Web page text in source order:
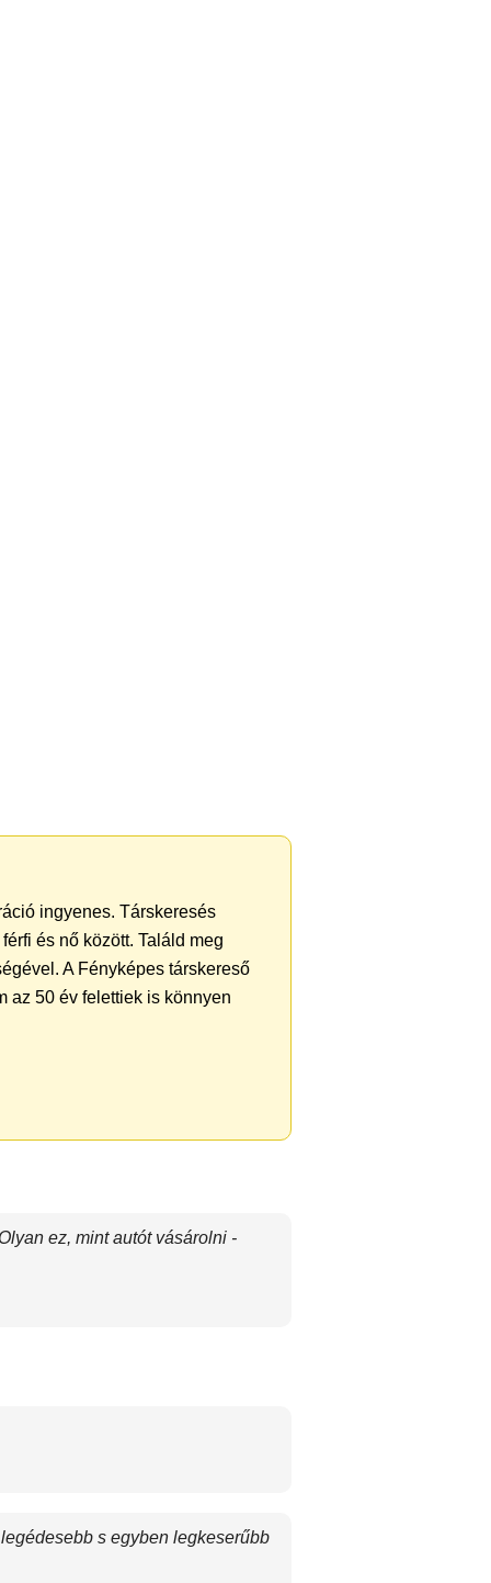
ingyenes. Társkeresés
és nő között. Találd meg
A Fényképes társkereső
az 50 év felettiek is könnyen
ez, mint autót vásárolni -
s egyben legkeserűbb